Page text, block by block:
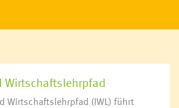
Wirtschaftslehrpfad
Wirtschaftslehrpfad (IWL) führt